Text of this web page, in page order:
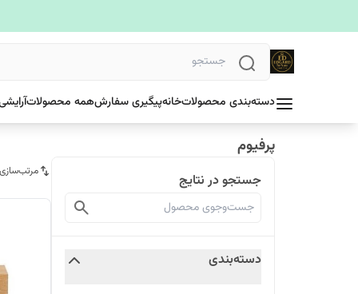
دسته‌بندی محصولاتخانهپیگیری سفارشهمه محصولات
پرفیوم
جستجو در نتایج
دسته‌بندی